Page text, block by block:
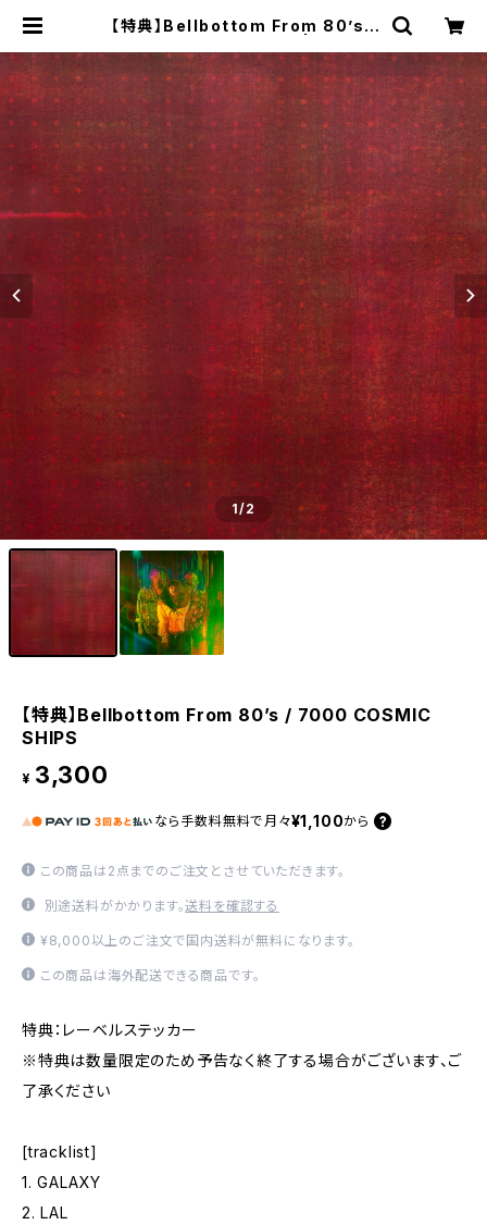
【特典】Bellbottom From 80’s /
mestic
1/2
【特典】Bellbottom From 80’s / 7000 COSMIC
SHIPS
¥ 3,300
なら 手数料無料で 月々¥1,100から
この商品は2点までのご注文とさせていただきます。
別途送料がかかります。送料を確認する
¥8,000以上のご注文で国内送料が無料になります。
この商品は海外配送できる商品です。
特典：レーベルステッカー
※特典は数量限定のため予告なく終了する場合がございます、ご
了承ください
[tracklist]
1. GALAXY
2. LAL